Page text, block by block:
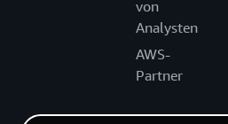
von
Analysten
AWS-
Partner